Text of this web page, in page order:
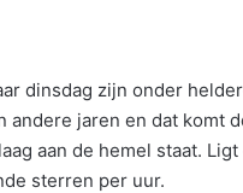
dinsdag zijn onder
andere jaren en dat komt
aan de hemel staat.
sterren per uur.